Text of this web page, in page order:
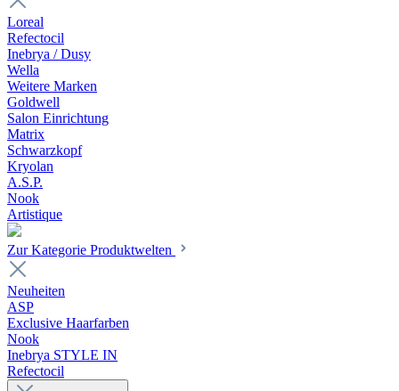
Loreal
Refectocil
Inebrya / Dusy
Wella
Weitere Marken
Goldwell
Salon Einrichtung
Matrix
Schwarzkopf
Kryolan
A.S.P.
Nook
Artistique
Zur Kategorie Produktwelten
Neuheiten
ASP
Exclusive Haarfarben
Nook
Inebrya STYLE IN
Refectocil